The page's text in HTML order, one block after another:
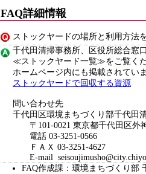
FAQ詳細情報
ストックヤードの場所と利用方法
千代田清掃事務所、区役所総合窓
≪ストックヤード一覧≫をご覧くだ
ホームページ内にも掲載されてい
ストックヤードで回収する資源
問い合わせ先
千代田区環境まちづくり部千代田
〒101-0021 東京都千代田区外
電話 03-3251-0566
ＦＡＸ 03-3251-4627
E-mail
FAQ作成課：環境まちづくり部